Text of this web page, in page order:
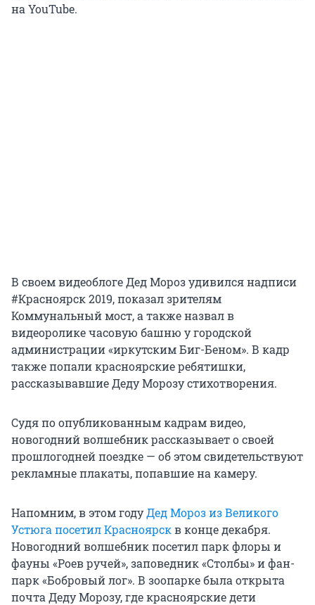
на YouTube.
В своем видеоблоге Дед Мороз удивился надписи
#Красноярск 2019, показал зрителям
Коммунальный мост, а также назвал в
видеоролике часовую башню у городской
администрации «иркутским Биг-Беном». В кадр
также попали красноярские ребятишки,
рассказывавшие Деду Морозу стихотворения.
Судя по опубликованным кадрам видео,
новогодний волшебник рассказывает о своей
прошлогодней поездке — об этом свидетельствуют
рекламные плакаты, попавшие на камеру.
Напомним, в этом годуДед Мороз из Великого
Устюга посетил Красноярскв конце декабря.
Новогодний волшебник посетил парк флоры и
фауны «Роев ручей», заповедник «Столбы» и фан-
парк «Бобровый лог». В зоопарке была открыта
почта Деду Морозу, где красноярские дети